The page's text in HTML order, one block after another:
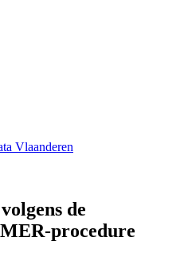
Vlaanderen
de
procedure